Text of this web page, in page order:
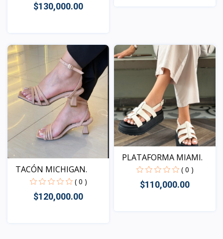
$130,000.00
Vista
TACÓN MICHIGAN.
( 0 )
$120,000.00
PLATAFORMA MIAMI.
( 0 )
$110,000.00